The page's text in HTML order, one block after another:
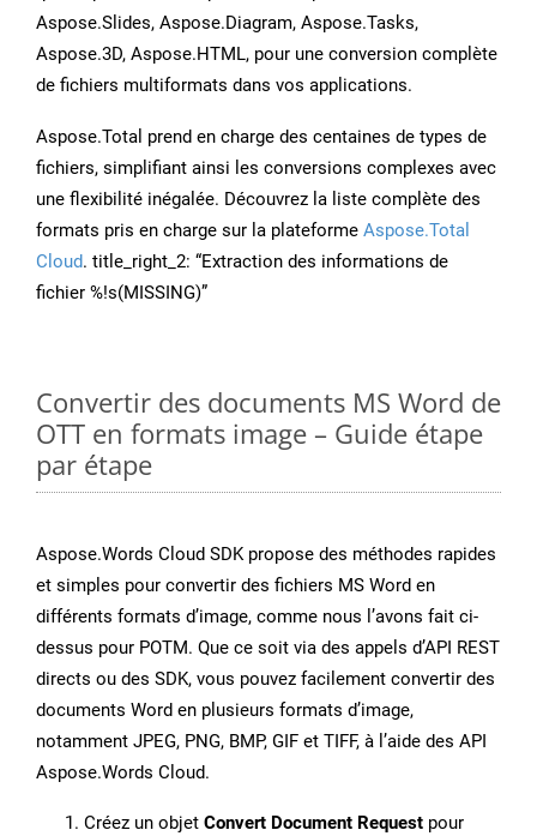
Aspose.Slides, Aspose.Diagram, Aspose.Tasks,
Aspose.3D, Aspose.HTML, pour une conversion complète
de fichiers multiformats dans vos applications.
Aspose.Total prend en charge des centaines de types de
fichiers, simplifiant ainsi les conversions complexes avec
une flexibilité inégalée. Découvrez la liste complète des
formats pris en charge sur la plateforme Aspose.Total
Cloud. title_right_2: “Extraction des informations de
fichier %!s(MISSING)”
Convertir des documents MS Word de
OTT en formats image – Guide étape
par étape
Aspose.Words Cloud SDK propose des méthodes rapides
et simples pour convertir des fichiers MS Word en
différents formats d’image, comme nous l’avons fait ci-
dessus pour POTM. Que ce soit via des appels d’API REST
directs ou des SDK, vous pouvez facilement convertir des
documents Word en plusieurs formats d’image,
notamment JPEG, PNG, BMP, GIF et TIFF, à l’aide des API
Aspose.Words Cloud.
Créez un objet Convert Document Request pour